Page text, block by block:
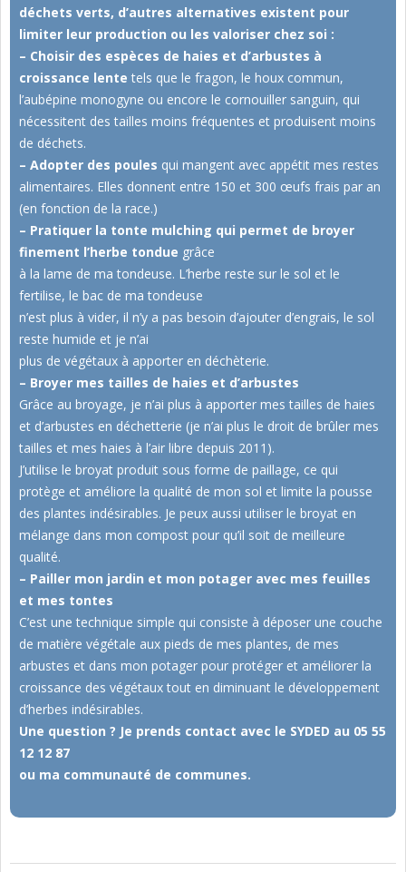
déchets verts, d’autres alternatives existent pour
limiter leur production ou les valoriser chez soi :
– Choisir des espèces de haies et d’arbustes à
croissance lente tels que le fragon, le houx commun,
l’aubépine monogyne ou encore le cornouiller sanguin, qui
nécessitent des tailles moins fréquentes et produisent moins
de déchets.
– Adopter des poules qui mangent avec appétit mes restes
alimentaires. Elles donnent entre 150 et 300 œufs frais par an
(en fonction de la race.)
– Pratiquer la tonte mulching qui permet de broyer
finement l’herbe tondue grâce
à la lame de ma tondeuse. L’herbe reste sur le sol et le
fertilise, le bac de ma tondeuse
n’est plus à vider, il n’y a pas besoin d’ajouter d’engrais, le sol
reste humide et je n’ai
plus de végétaux à apporter en déchèterie.
– Broyer mes tailles de haies et d’arbustes
Grâce au broyage, je n’ai plus à apporter mes tailles de haies
et d’arbustes en déchetterie (je n’ai plus le droit de brûler mes
tailles et mes haies à l’air libre depuis 2011).
J’utilise le broyat produit sous forme de paillage, ce qui
protège et améliore la qualité de mon sol et limite la pousse
des plantes indésirables. Je peux aussi utiliser le broyat en
mélange dans mon compost pour qu’il soit de meilleure
qualité.
– Pailler mon jardin et mon potager avec mes feuilles
et mes tontes
C’est une technique simple qui consiste à déposer une couche
de matière végétale aux pieds de mes plantes, de mes
arbustes et dans mon potager pour protéger et améliorer la
croissance des végétaux tout en diminuant le développement
d’herbes indésirables.
Une question ? Je prends contact avec le SYDED au 05 55
12 12 87
ou ma communauté de communes.